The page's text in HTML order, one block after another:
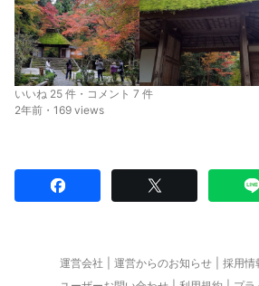
いいね 25 件・コメント 7 件
2年前・169 views
運営会社 運営からのお知らせ 採用情